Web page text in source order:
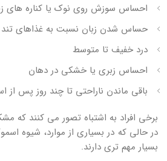
احساس سوزش روی نوک یا کناره های
حساس شدن زبان نسبت به غذاهای تند
درد خفیف تا متوسط
احساس زبری یا خشکی در دهان
باقی ماندن ناراحتی تا چند روز پس از
برخی افراد به اشتباه تصور می کنند که
در حالی که در بسیاری از موارد، شیوه
بسیار مهم تری دارند.